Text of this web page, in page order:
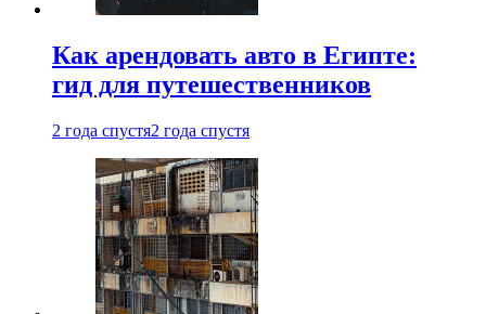
Как арендовать авто в Египте:
гид для путешественников
2 года спустя2 года спустя